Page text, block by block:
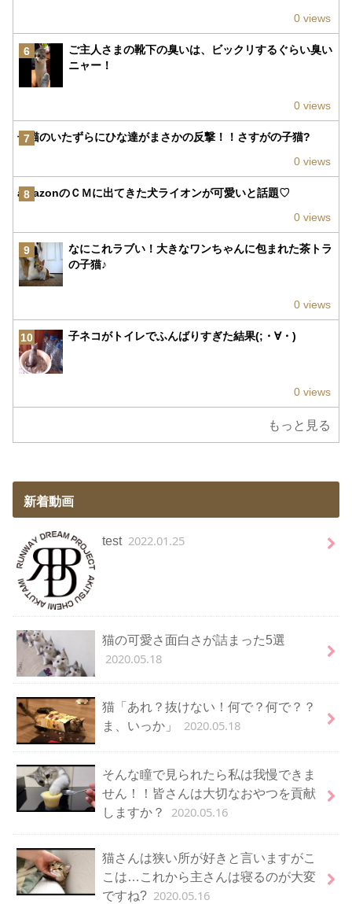
0 views
6
ご主人さまの靴下の臭いは、ビックリするぐらい臭い
ニャー！
0 views
7
子猫のいたずらにひな達がまさかの反撃！！さすがの子猫?
0 views
8
amazonのＣＭに出てきた犬ライオンが可愛いと話題♡
0 views
9
なにこれラブい！大きなワンちゃんに包まれた茶トラ
の子猫♪
0 views
10 子ネコがトイレでふんばりすぎた結果(;・∀・)
0 views
もっと見る
新着動画
test 2022.01.25
猫の可愛さ面白さが詰まった5選
2020.05.18
猫「あれ？抜けない！何で？何で？？
ま、いっか」
2020.05.18
そんな瞳で見られたら私は我慢できま
せん！！皆さんは大切なおやつを貢献
しますか？
2020.05.16
猫さんは狭い所が好きと言いますがこ
こは…これから主さんは寝るのが大変
ですね? 2020.05.16